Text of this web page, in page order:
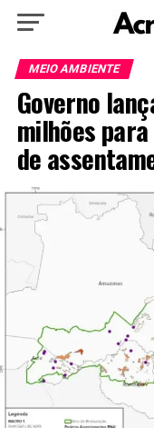
HOME
EDUCAÇÃO
MEIO AMBIENTE
Governo
milhões
de